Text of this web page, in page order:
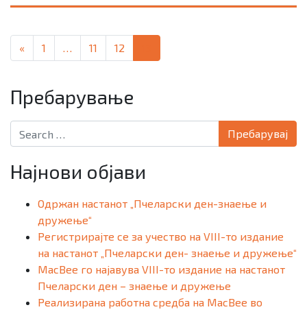
Posts navigation
« 1 … 11 12
Пребарување
Search for:
Најнови објави
Одржан настанот „Пчеларски ден-знаење и
дружење“
Регистрирајте се за учество на VIII-то издание
на настанот „Пчеларски ден- знаење и дружење“
MacBee го најавува VIII-то издание на настанот
Пчеларски ден – знаење и дружење
Реализирана работна средба на MacBee во